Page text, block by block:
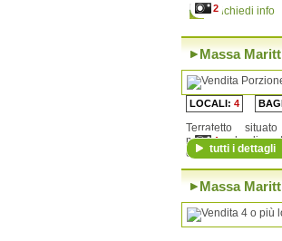
2
Richiedi info
Massa
LOCALI: 4
Terratetto
medioevale di
consistente in un...
4
tutti i dettagli
Massa